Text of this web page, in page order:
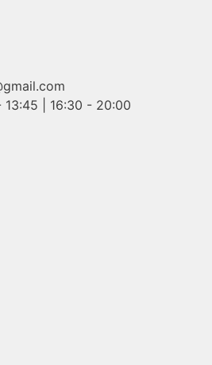
13:45 | 16:30 - 20:00